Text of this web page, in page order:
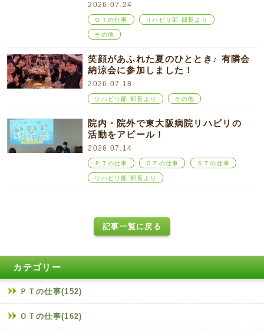
2026.07.24
ＯＴの仕事 リハビリ部 部長より
その他
笑顔があふれた夏のひととき♪ 有隣会
納涼会に参加しました！
2026.07.18
リハビリ部 部長より その他
院内・院外で東大阪病院リハビリの
活動をアピール！
2026.07.14
ＰＴの仕事 ＯＴの仕事 ＳＴの仕事
リハビリ部 部長より
記事一覧に戻る
カテゴリー
ＰＴの仕事(152)
ＯＴの仕事(162)